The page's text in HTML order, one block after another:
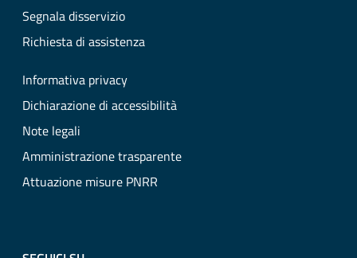
Segnala disservizio
Richiesta di assistenza
Informativa privacy
Dichiarazione di accessibilità
Note legali
Amministrazione trasparente
Attuazione misure PNRR